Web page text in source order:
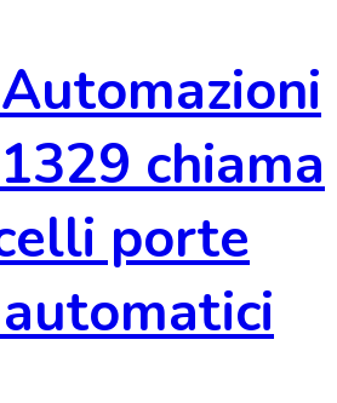
chiama
porte